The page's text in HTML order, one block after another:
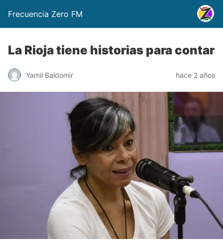
Frecuencia Zero FM
La Rioja tiene historias para contar
Yamil Baldomir hace 2 años